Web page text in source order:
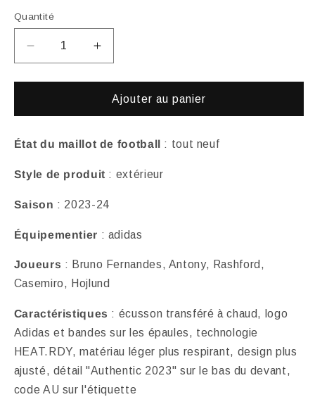
Quantité
Réduire
la
quantité
Maillot
Manchester
2023-
(stock
Augmenter
la
quantité
Maillot
Manchester
2023-
(stock
Ajouter au panier
État du maillot de football : tout neuf
Style de produit : extérieur
Saison : 2023-24
Équipementier : adidas
Joueurs : Bruno Fernandes, Antony, Rashford,
Casemiro, Hojlund
Caractéristiques : écusson transféré à chaud, logo
Adidas et bandes sur les épaules, technologie
HEAT.RDY, matériau léger plus respirant, design plus
ajusté, détail "Authentic 2023" sur le bas du devant,
code AU sur l'étiquette